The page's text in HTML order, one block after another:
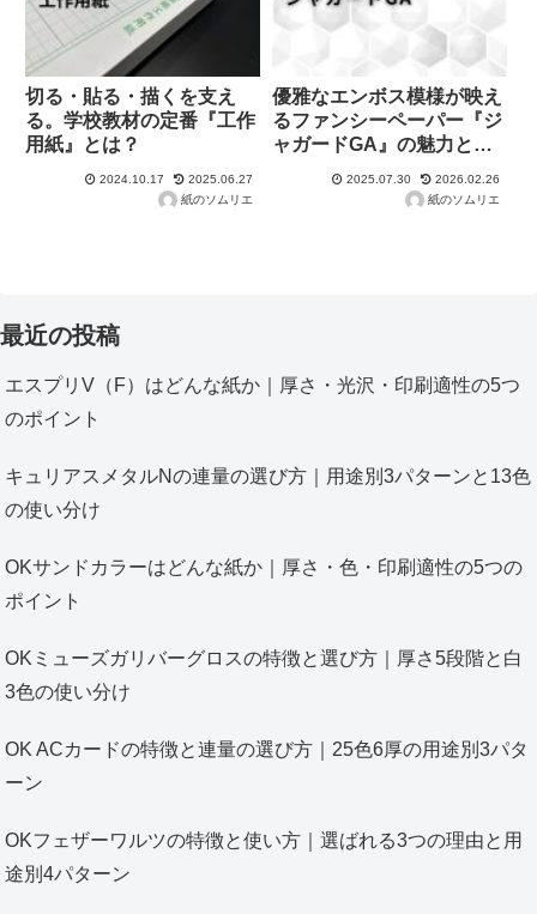
切る・貼る・描くを支え
る。学校教材の定番『工作
用紙』とは？
2024.10.17
2025.06.27
紙のソムリエ
優雅なエンボス模様が映え
るファンシーペーパー『ジ
ャガードGA』の魅力と使
2025.07.30
2026.02.26
紙のソムリエ
最近の投稿
エスプリV（F）はどんな紙か｜厚さ・光沢・印刷適性の5つ
のポイント
キュリアスメタルNの連量の選び方｜用途別3パターンと13色
の使い分け
OKサンドカラーはどんな紙か｜厚さ・色・印刷適性の5つの
ポイント
OKミューズガリバーグロスの特徴と選び方｜厚さ5段階と白
3色の使い分け
OK ACカードの特徴と連量の選び方｜25色6厚の用途別3パタ
ーン
OKフェザーワルツの特徴と使い方｜選ばれる3つの理由と用
途別4パターン